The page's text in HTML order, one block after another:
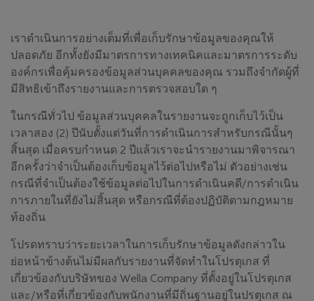
เราดำเนินการอย่างเต็มที่เพื่อเก็บรักษาข้อมูลของคุณให้
ปลอดภัย อีกทั้งยังมีมาตรการทางเทคนิคและมาตรการระดับ
องค์กรเพื่อคุ้มครองข้อมูลส่วนบุคคลของคุณ รวมถึงจำกัดผู้ที่
มีสิทธิเข้าถึงรายงานและการตรวจสอบใด ๆ
ในกรณีทั่วไป ข้อมูลส่วนบุคคลในรายงานจะถูกเก็บไว้เป็น
เวลาสอง (2) ปีนับตั้งแต่วันที่การดำเนินการสำหรับกรณีนั้นๆ
สิ้นสุด เมื่อครบกำหนด 2 ปีแล้วเราจะนำรายงานมาพิจารณา
อีกครั้งว่าจำเป็นต้องเก็บข้อมูลไว้ต่อไปหรือไม่ ตัวอย่างเช่น
กรณีที่จำเป็นต้องใช้ข้อมูลต่อไปในการดำเนินคดี/การดำเนิน
การภายในที่ยังไม่สิ้นสุด หรือกรณีที่ต้องปฏิบัติตามกฎหมาย
ท้องถิ่น
โปรดทราบว่าระยะเวลาในการเก็บรักษาข้อมูลดังกล่าวใน
ย่อหน้าข้างต้นไม่มีผลกับรายงานที่จัดทำในโปรตุเกส ที่
เกี่ยวข้องกับบริษัทของ Wella Company ที่ตั้งอยู่ในโปรตุเกส
และ/หรือที่เกี่ยวข้องกับพนักงานที่มีถิ่นฐานอยู่ในปรตุเกส ณ